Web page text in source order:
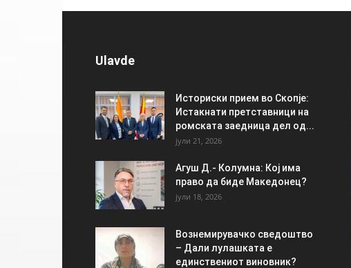
Ulavde
Историски прием во Скопје:
Истакнати претставници на
ромската заедница дел од...
јули 21, 2026
Агуш Д.- Колумна: Кој има
право да биде Македонец?
јули 18, 2026
Вознемирувачко сведоштво
– Дали лулашката е
единствениот виновник?